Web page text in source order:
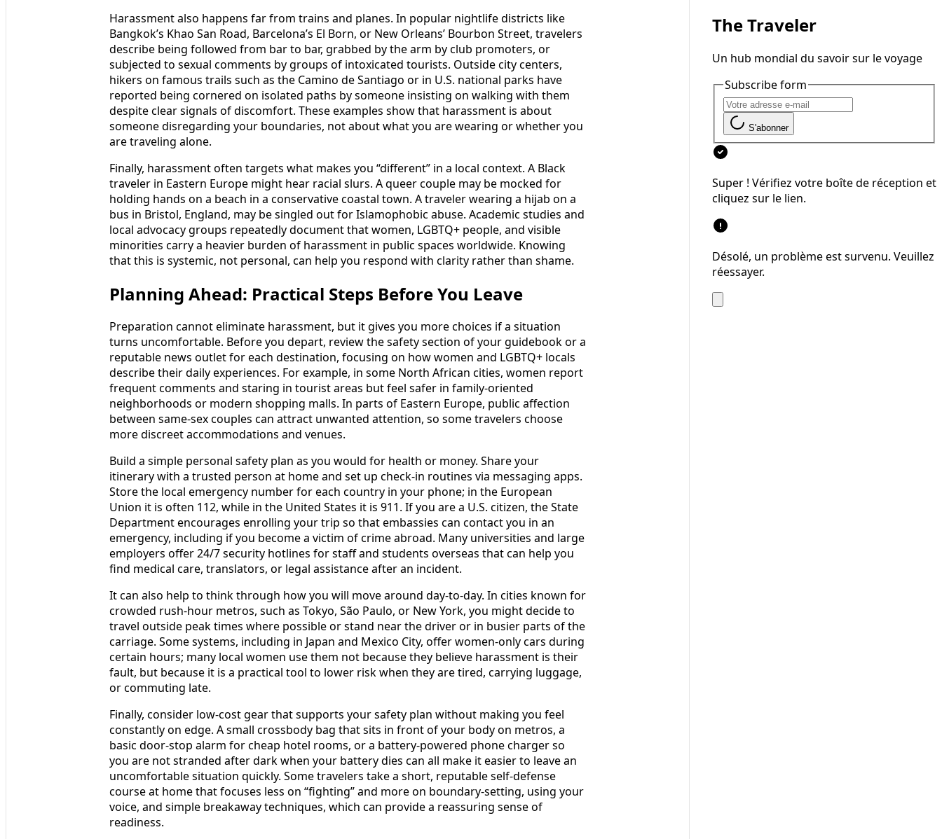
Harassment also happens far from trains and planes. In popular nightlife districts like
Bangkok’s Khao San Road, Barcelona’s El Born, or New Orleans’ Bourbon Street, travelers
describe being followed from bar to bar, grabbed by the arm by club promoters, or
subjected to sexual comments by groups of intoxicated tourists. Outside city centers,
hikers on famous trails such as the Camino de Santiago or in U.S. national parks have
reported being cornered on isolated paths by someone insisting on walking with them
despite clear signals of discomfort. These examples show that harassment is about
someone disregarding your boundaries, not about what you are wearing or whether you
are traveling alone.
Finally, harassment often targets what makes you “different” in a local context. A Black
traveler in Eastern Europe might hear racial slurs. A queer couple may be mocked for
holding hands on a beach in a conservative coastal town. A traveler wearing a hijab on a
bus in Bristol, England, may be singled out for Islamophobic abuse. Academic studies and
local advocacy groups repeatedly document that women, LGBTQ+ people, and visible
minorities carry a heavier burden of harassment in public spaces worldwide. Knowing
that this is systemic, not personal, can help you respond with clarity rather than shame.
Planning Ahead: Practical Steps Before You Leave
Preparation cannot eliminate harassment, but it gives you more choices if a situation
turns uncomfortable. Before you depart, review the safety section of your guidebook or a
reputable news outlet for each destination, focusing on how women and LGBTQ+ locals
describe their daily experiences. For example, in some North African cities, women report
frequent comments and staring in tourist areas but feel safer in family-oriented
neighborhoods or modern shopping malls. In parts of Eastern Europe, public affection
between same-sex couples can attract unwanted attention, so some travelers choose
more discreet accommodations and venues.
Build a simple personal safety plan as you would for health or money. Share your
itinerary with a trusted person at home and set up check-in routines via messaging apps.
Store the local emergency number for each country in your phone; in the European
Union it is often 112, while in the United States it is 911. If you are a U.S. citizen, the State
Department encourages enrolling your trip so that embassies can contact you in an
emergency, including if you become a victim of crime abroad. Many universities and large
employers offer 24/7 security hotlines for staff and students overseas that can help you
find medical care, translators, or legal assistance after an incident.
It can also help to think through how you will move around day-to-day. In cities known for
crowded rush-hour metros, such as Tokyo, São Paulo, or New York, you might decide to
travel outside peak times where possible or stand near the driver or in busier parts of the
carriage. Some systems, including in Japan and Mexico City, offer women-only cars during
certain hours; many local women use them not because they believe harassment is their
fault, but because it is a practical tool to lower risk when they are tired, carrying luggage,
or commuting late.
Finally, consider low-cost gear that supports your safety plan without making you feel
constantly on edge. A small crossbody bag that sits in front of your body on metros, a
basic door-stop alarm for cheap hotel rooms, or a battery-powered phone charger so
you are not stranded after dark when your battery dies can all make it easier to leave an
uncomfortable situation quickly. Some travelers take a short, reputable self-defense
course at home that focuses less on “fighting” and more on boundary-setting, using your
voice, and simple breakaway techniques, which can provide a reassuring sense of
readiness.
réseaux de vols domestiques et
internationaux.
The Traveler
Un hub mondial du savoir sur le voyage
Subscribe form
S'abonner
Super ! Vérifiez votre boîte de réception et
cliquez sur le lien.
Désolé, un problème est survenu. Veuillez
réessayer.